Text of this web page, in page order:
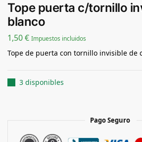
Tope puerta c/tornillo
blanco
1,50€ Impuestos incluidos
Tope de puerta con tornillo invisible de
3 disponibles
Pago Seguro